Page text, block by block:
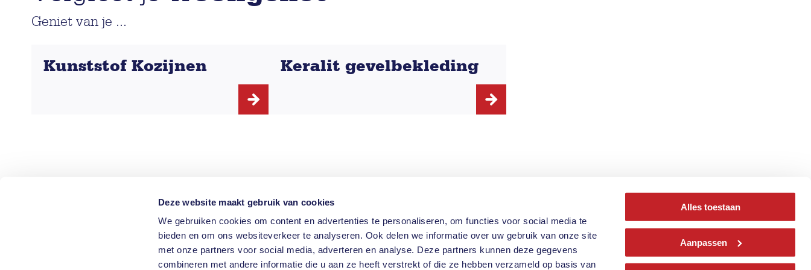
Deze website maakt gebruik van cookies
We gebruiken cookies om content en advertenties te personaliseren, om functies voor social media te
bieden en om ons websiteverkeer te analyseren. Ook delen we informatie over uw gebruik van onze site
met onze partners voor social media, adverteren en analyse. Deze partners kunnen deze gegevens
combineren met andere informatie die u aan ze heeft verstrekt of die ze hebben verzameld op basis van
Alles toestaan
Aanpassen
Geniet van je ...
Kunststof Kozijnen Keralit gevelbekleding
0174 25 72 30
Contact
Vlotlaan 37D
2681 RW Monster
routebeschrijving
Contact